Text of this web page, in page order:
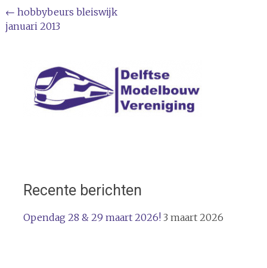
Bericht
navigatie
← hobbybeurs bleiswijk
januari 2013
Recente berichten
Opendag 28 & 29 maart 2026! 3 maart 2026